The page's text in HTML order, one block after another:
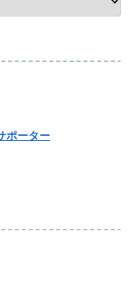
ポーター